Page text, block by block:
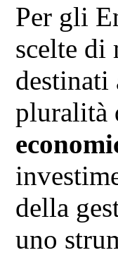
Per gli
scelte
pluralità
della
uno